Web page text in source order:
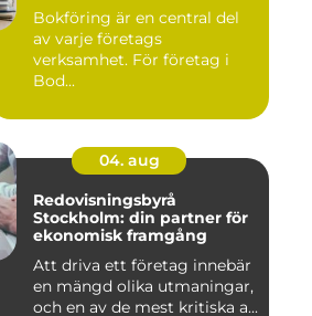
Bokföring är en central del
av varje företags
verksamhet. För företag i
Bod...
04. aug
Redovisningsbyrå
Stockholm: din partner för
ekonomisk framgång
Att driva ett företag innebär
en mängd olika utmaningar,
och en av de mest kritiska a...